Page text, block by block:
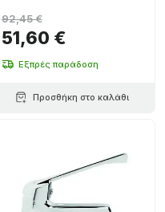
51,60 €
92,45 €
Εξπρές παράδοση
Προσθήκη στο καλάθι